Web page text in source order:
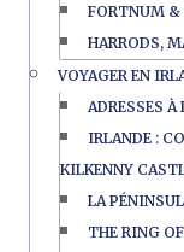
FORTNUM &
HARRODS,
VOYAGER EN
ADRESSES
IRLANDE :
KILKENNY
LA
THE RING